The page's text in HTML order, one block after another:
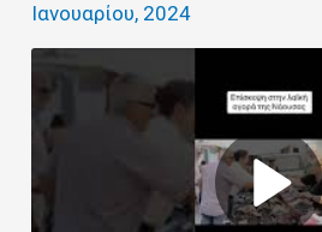
Ιανουαρίου, 2024